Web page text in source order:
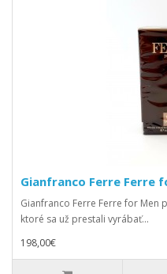
Gianfranco Ferre Ferre
Gianfranco Ferre Ferre for
ktoré sa už prestali vyrábať...
198,00€